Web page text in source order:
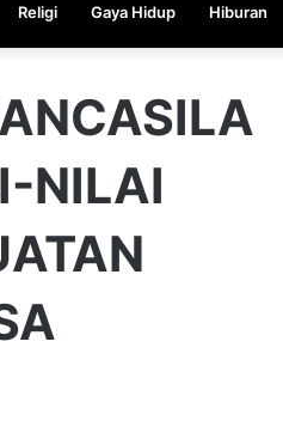
Religi Gaya Hidup Hiburan
NILAI